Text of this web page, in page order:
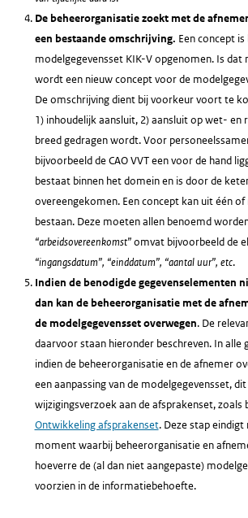
De beheerorganisatie zoekt met de
een bestaande omschrijving. Een concept
modelgegevensset KIK-V opgenomen. Is dat
wordt een nieuw concept voor de
De omschrijving dient bij voorkeur voort te
1) inhoudelijk aansluit, 2) aansluit op wet- en
breed gedragen wordt. Voor
bijvoorbeeld de CAO VVT een voor de hand
bestaat binnen het domein en is door de
overeengekomen. Een concept kan uit één
bestaan. Deze moeten allen benoemd
“arbeidsovereenkomst”omvat bijvoorbeeld de
“ingangsdatum”, “einddatum”, “aantal uur”, etc.
Indien de benodigde gegevenselementen
dan kan de beheerorganisatie met de
de modelgegevensset overwegen. De
daarvoor staan hieronder beschreven. In alle
indien de beheerorganisatie en de afnemer
een aanpassing van de modelgegevensset,
wijzigingsverzoek aan de afsprakenset, zoals
Ontwikkeling afsprakenset. Deze stap
moment waarbij beheerorganisatie en
hoeverre de (al dan niet aangepaste)
voorzien in de informatiebehoefte.